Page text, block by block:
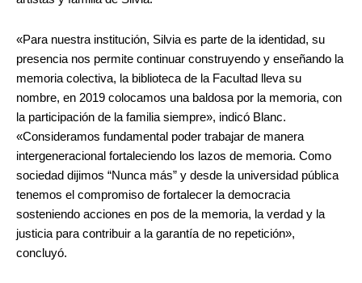
«Para nuestra institución, Silvia es parte de la identidad, su
presencia nos permite continuar construyendo y enseñando la
memoria colectiva, la biblioteca de la Facultad lleva su
nombre, en 2019 colocamos una baldosa por la memoria, con
la participación de la familia siempre», indicó Blanc.
«Consideramos fundamental poder trabajar de manera
intergeneracional fortaleciendo los lazos de memoria. Como
sociedad dijimos “Nunca más” y desde la universidad pública
tenemos el compromiso de fortalecer la democracia
sosteniendo acciones en pos de la memoria, la verdad y la
justicia para contribuir a la garantía de no repetición»,
concluyó.